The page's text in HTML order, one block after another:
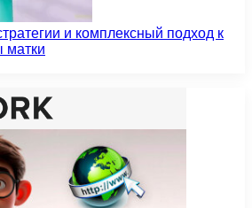
и комплексный подход к
матки